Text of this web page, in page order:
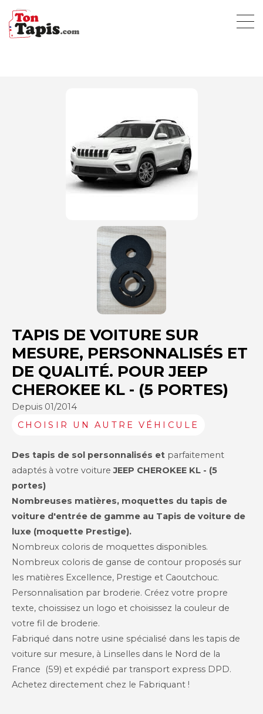
TAPIS DE VOITURE SUR
MESURE, PERSONNALISÉS ET
DE QUALITÉ. POUR JEEP
CHEROKEE KL - (5 PORTES)
Depuis 01/2014
CHOISIR UN AUTRE VÉHICULE
Des tapis de sol personnalisés et parfaitement
adaptés à votre voitureJEEP CHEROKEE KL - (5
portes)
Nombreuses matières, moquettes du tapis de
voiture d'entrée de gamme au Tapis de voiture de
luxe (moquette Prestige).
Nombreux coloris de moquettes disponibles.
Nombreux coloris de ganse de contour proposés sur
les matières Excellence, Prestige et Caoutchouc.
Personnalisation par broderie. Créez votre propre
texte, choissisez un logo et choisissez la couleur de
votre fil de broderie.
Fabriqué dans notre usine spécialisé dans les tapis de
voiture sur mesure, à Linselles dans le Nord de la
France (59) et expédié par transport express DPD.
Achetez directement chez le Fabriquant !